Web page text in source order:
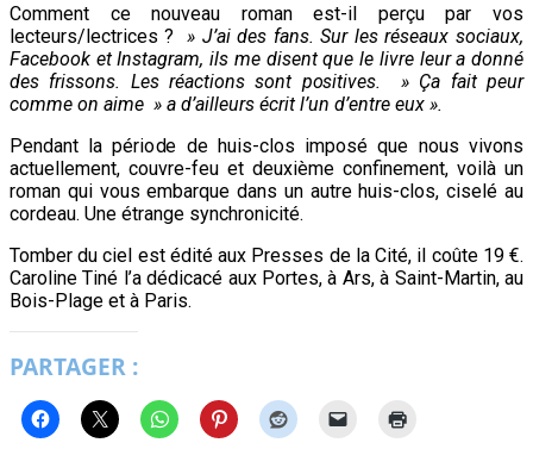
Comment ce nouveau roman est-il perçu par vos
lecteurs/lectrices ?
» J’ai des fans. Sur les réseaux sociaux,
Facebook et Instagram, ils me disent que le livre leur a donné
des frissons. Les réactions sont positives. » Ça fait peur
comme on aime » a d’ailleurs écrit l’un d’entre eux ».
Pendant la période de huis-clos imposé que nous vivons
actuellement, couvre-feu et deuxième confinement, voilà un
roman qui vous embarque dans un autre huis-clos, ciselé au
cordeau. Une étrange synchronicité.
Tomber du ciel est édité aux Presses de la Cité, il coûte 19 €.
Caroline Tiné l’a dédicacé aux Portes, à Ars, à Saint-Martin, au
Bois-Plage et à Paris.
PARTAGER :